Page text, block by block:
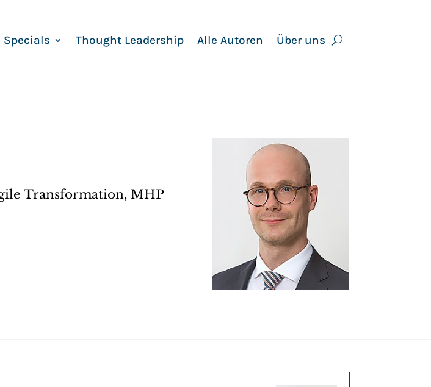
Specials Thought Leadership Alle Autoren Über uns
Transformation, MHP